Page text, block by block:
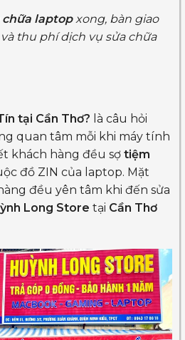
chữa laptopxong, bàn giao
thu phí dịch vụ sửa chữa
tại Cần Thơ? là câu hỏi
quan tâm mỗi khi máy tính
khách hàng đều sợ tiệm
đồ ZIN của laptop. Mặt
đều yên tâm khi đến sửa
Long Store tại Cần Thơ